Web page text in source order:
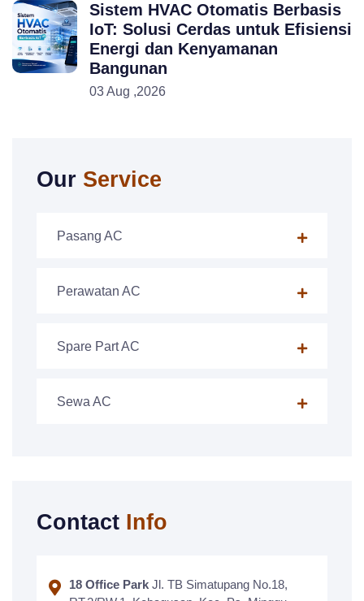
Sistem HVAC Otomatis Berbasis
IoT: Solusi Cerdas untuk Efisiensi
Energi dan Kenyamanan
Bangunan
03 Aug ,2026
Our Service
Pasang AC
Perawatan AC
Spare Part AC
Sewa AC
Contact Info
18 Office Park Jl. TB Simatupang No.18,